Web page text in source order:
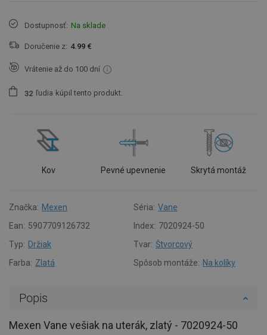
Dostupnosť: Na sklade
Doručenie z: 4.99 €
Vrátenie až do 100 dní
32 ľudia kúpil tento produkt.
Kov Pevné upevnenie Skrytá montáž
Značka: Mexen Séria: Vane
Ean: 5907709126732 Index: 7020924-50
Typ: Držiak Tvar: Štvorcový
Farba: Zlatá Spôsob montáže: Na kolíky
Popis
Mexen Vane vešiak na uterák, zlatý - 7020924-50